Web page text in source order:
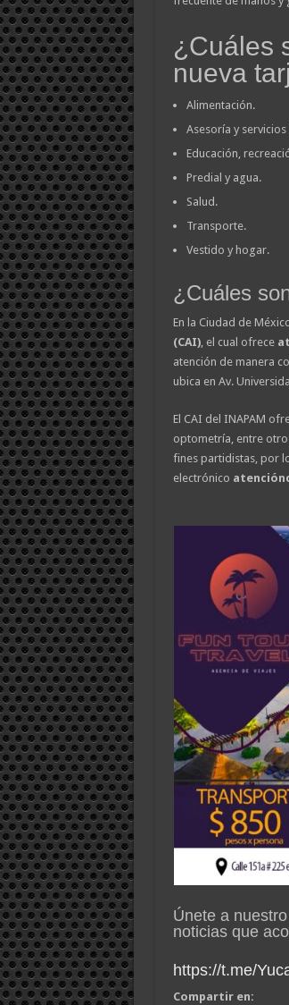
¿Cuáles
nueva
Alimentación.
Asesoría y servicios
Educación,
Predial y agua.
Salud.
Transporte.
Vestido y hogar.
¿Cuáles
En la Ciudad de
(CAI), el cual ofrece
atención de manera
ubica en Av.
El CAI del INAPAM
optometría, entre
fines partidistas, por
electrónico
Únete a
noticias que
https://t.me/
Compartir en: